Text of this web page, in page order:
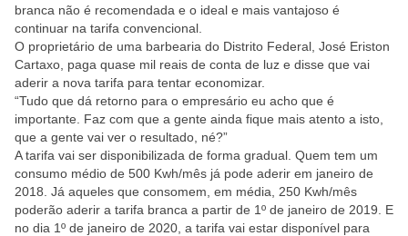
branca não é recomendada e o ideal e mais vantajoso é
continuar na tarifa convencional.
O proprietário de uma barbearia do Distrito Federal, José Eriston
Cartaxo, paga quase mil reais de conta de luz e disse que vai
aderir a nova tarifa para tentar economizar.
“Tudo que dá retorno para o empresário eu acho que é
importante. Faz com que a gente ainda fique mais atento a isto,
que a gente vai ver o resultado, né?”
A tarifa vai ser disponibilizada de forma gradual. Quem tem um
consumo médio de 500 Kwh/mês já pode aderir em janeiro de
2018. Já aqueles que consomem, em média, 250 Kwh/mês
poderão aderir a tarifa branca a partir de 1º de janeiro de 2019. E
no dia 1º de janeiro de 2020, a tarifa vai estar disponível para